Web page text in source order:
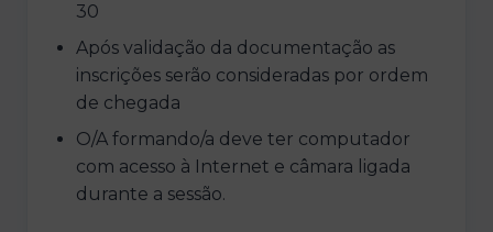
30
Após validação da documentação as
inscrições serão consideradas por ordem
de chegada
O/A formando/a deve ter computador
com acesso à Internet e câmara ligada
durante a sessão.